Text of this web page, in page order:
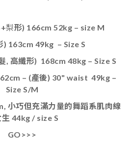
梨形) 166cm 52kg – size M
) 163cm 49kg – Size S
, 高纖形) 168cm 48kg – Size S
– (產後) 30" waist 49kg –
Size S/M
小巧但充滿力量的舞蹈系肌肉線
生 44kg / size S
GO>>>